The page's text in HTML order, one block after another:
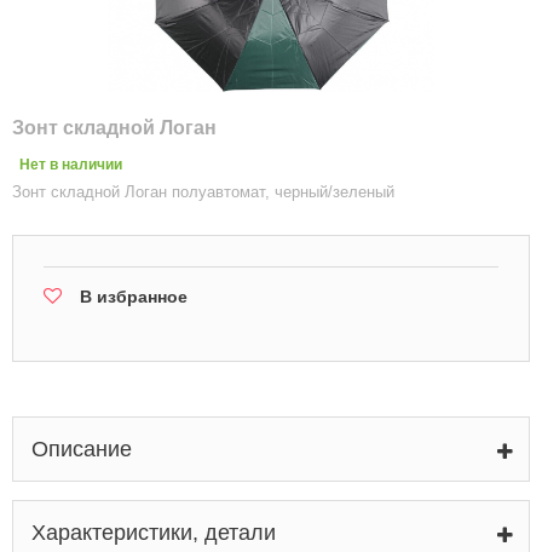
Зонт складной Логан
Нет в наличии
Зонт складной Логан полуавтомат, черный/зеленый
В избранное
Описание
Характеристики, детали